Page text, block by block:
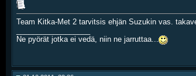
Team Kitka-Met 2 tarvitsis ehjän Suzukin vas.
Ne pyörät jotka ei vedä, niin ne jarruttaa...